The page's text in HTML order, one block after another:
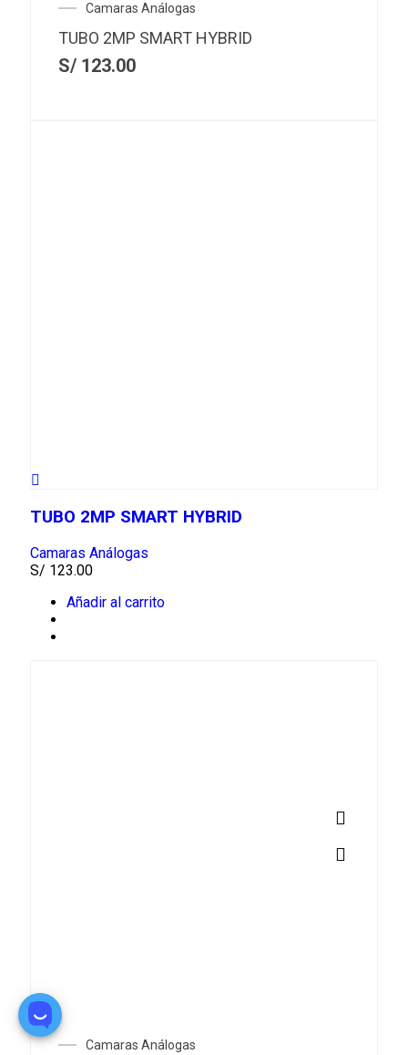
Camaras Análogas
TUBO 2MP SMART HYBRID
S/ 123.00
TUBO 2MP SMART HYBRID
Camaras Análogas
S/ 123.00
Añadir al carrito
Camaras Análogas